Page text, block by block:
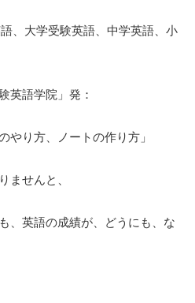
、大学受験英語、中学英語、小
英語学院」発：
り方、ノートの作り方」
ませんと、
、英語の成績が、どうにも、な